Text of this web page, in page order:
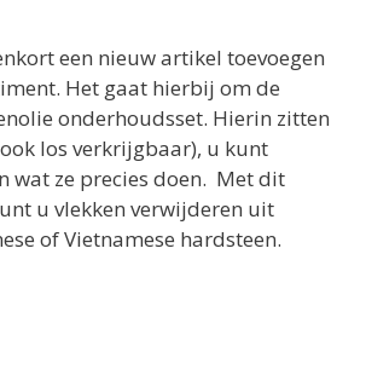
een nieuw artikel toevoegen
Het gaat hierbij om de
onderhoudsset. Hierin zitten
los verkrijgbaar), u kunt
wat ze precies doen. Met dit
u vlekken verwijderen uit
of Vietnamese hardsteen.